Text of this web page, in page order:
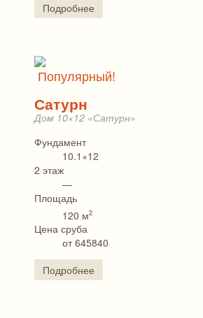
Подробнее
Популярный!
Сатурн
Дом 10×12 «Сатурн»
Фундамент
10.1×12
2 этаж
—
Площадь
120 м2
Цена сруба
от 645840
Подробнее